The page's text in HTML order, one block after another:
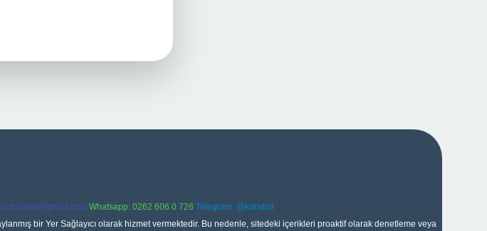
Whatsapp: 0262 606 0 726 Telegram: @karabul
bir Yer Sağlayıcı olarak hizmet vermektedir. Bu nedenle, sitedeki içerikleri proaktif olarak denetleme veya